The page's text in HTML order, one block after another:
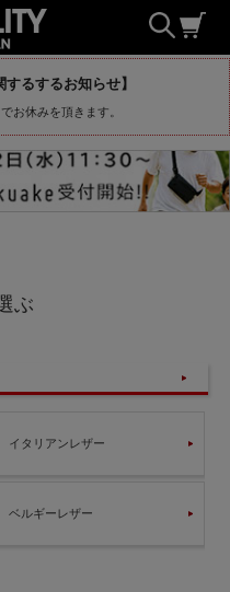
るするお知らせ】
お休みを頂きます。
ぶ
イタリアンレザー
ベルギーレザー